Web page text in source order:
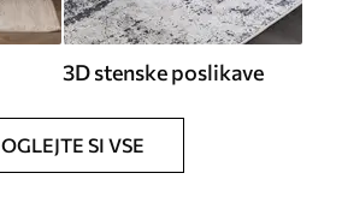
3D stenske poslikave
OGLEJTE SI VSE